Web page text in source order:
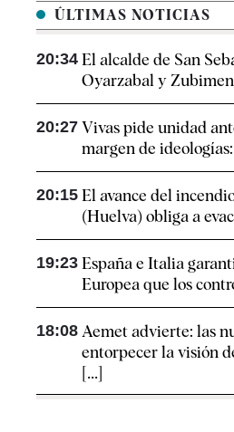
ÚLTIMAS NOTICIAS
20:34 El alcalde de San
Oyarzabal y
20:27 Vivas pide unidad
margen de
20:15 El avance del
(Huelva) obliga a
19:23 España e Italia
Europea que los
18:08 Aemet advierte: las
entorpecer la visión
[...]